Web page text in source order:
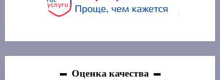
Оценка качества